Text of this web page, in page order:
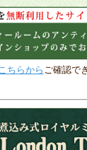
こちらから ご確認で